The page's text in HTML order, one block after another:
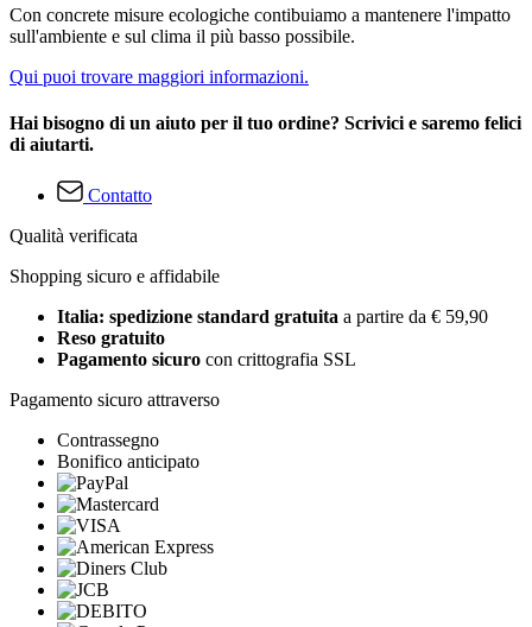
Con concrete misure ecologiche contibuiamo a mantenere l'impatto
sull'ambiente e sul clima il più basso possibile.
Qui puoi trovare maggiori informazioni.
Hai bisogno di un aiuto per il tuo ordine? Scrivici e saremo felici
di aiutarti.
Contatto
Qualità verificata
Shopping sicuro e affidabile
Italia: spedizione standard gratuita a partire da € 59,90
Reso gratuito
Pagamento sicuro con crittografia SSL
Pagamento sicuro attraverso
Contrassegno
Bonifico anticipato